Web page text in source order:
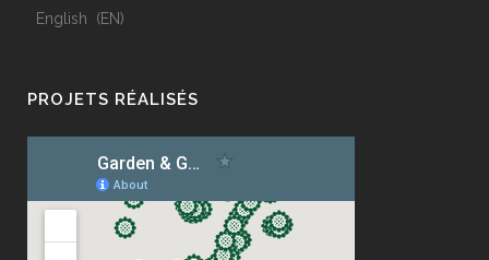
English
EN
PROJETS RÉALISÉS